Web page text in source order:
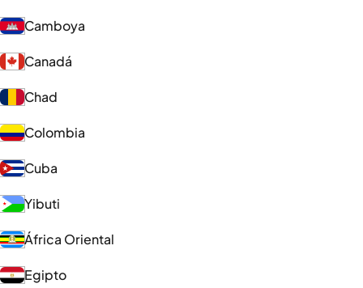
Camboya
Canadá
Chad
Colombia
Cuba
Yibuti
África Oriental
Egipto